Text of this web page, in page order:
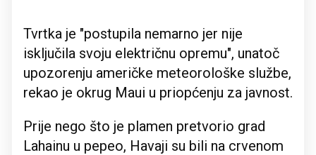
Tvrtka je "postupila nemarno jer nije
isključila svoju električnu opremu", unatoč
upozorenju američke meteorološke službe,
rekao je okrug Maui u priopćenju za javnost.
Prije nego što je plamen pretvorio grad
Lahainu u pepeo, Havaji su bili na crvenom